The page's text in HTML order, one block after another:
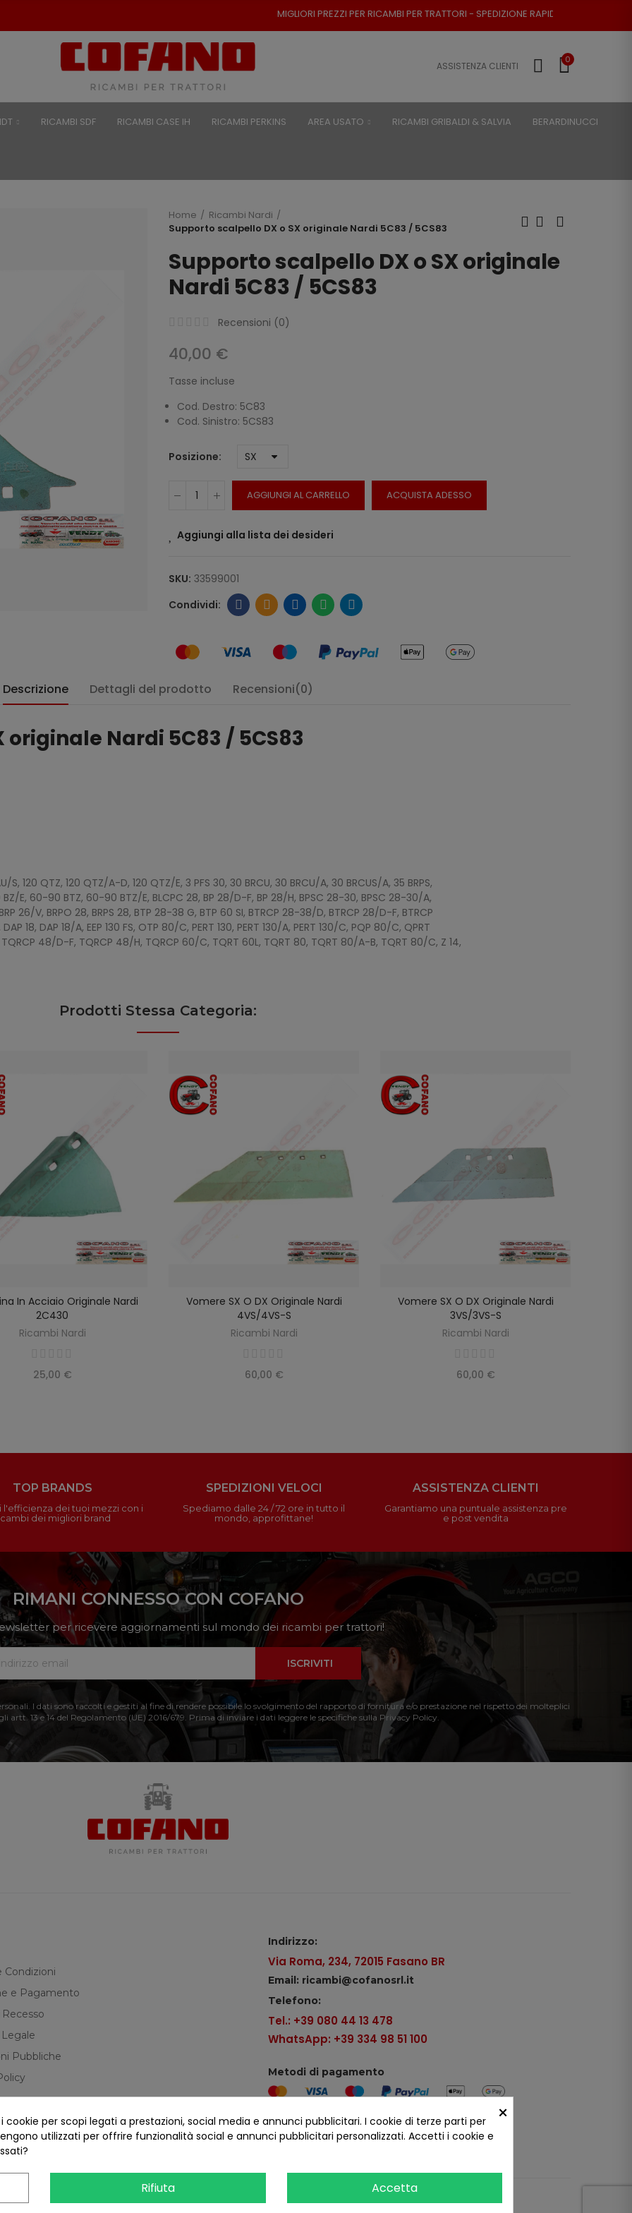
MIGLIORI PREZZI PER RICAMBI PER TRATTORI - SPEDIZIONE RAPIDA - RESO POSSIBILE
ASSISTENZA CLIENTI
0
RICAMBI SDF RICAMBI CASE IH RICAMBI PERKINS AREA USATO RICAMBI GRIBALDI & SALVIA BERARDINUCCI
Home
Ricambi Nardi
Supporto scalpello DX o SX originale Nardi 5C83 / 5CS83
Supporto scalpello DX o SX originale
Nardi 5C83 / 5CS83
Recensioni (0)
40,00 €
Tasse incluse
Cod. Destro: 5C83
Cod. Sinistro: 5CS83
Posizione
AGGIUNGI AL CARRELLO ACQUISTA ADESSO
Aggiungi alla lista dei desideri
SKU: 33599001
Descrizione Dettagli del prodotto Recensioni(0)
Nardi 5C83 / 5CS83
120 QTZ, 120 QTZ/A-D, 120 QTZ/E, 3 PFS 30, 30 BRCU, 30 BRCU/A, 30 BRCUS/A, 35 BRPS,
E, 60-90 BTZ, 60-90 BTZ/E, BLCPC 28, BP 28/D-F, BP 28/H, BPSC 28-30, BPSC 28-30/A,
26/V, BRPO 28, BRPS 28, BTP 28-38 G, BTP 60 SI, BTRCP 28-38/D, BTRCP 28/D-F, BTRCP
18, DAP 18/A, EEP 130 FS, OTP 80/C, PERT 130, PERT 130/A, PERT 130/C, PQP 80/C, QPRT
48/D-F, TQRCP 48/H, TQRCP 60/C, TQRT 60L, TQRT 80, TQRT 80/A-B, TQRT 80/C, Z 14,
Prodotti Stessa Categoria:
AGGIUNGI AL CARRELLO
In Acciaio Originale Nardi
2C430
Ricambi Nardi
25,00 €
SELEZIONA OPZIONI
Vomere SX O DX Originale Nardi
4VS/4VS-S
Ricambi Nardi
60,00 €
SELEZIONA OPZIONI
Vomere SX O DX Originale Nardi
3VS/3VS-S
Ricambi Nardi
60,00 €
TOP BRANDS
l'efficienza dei tuoi mezzi con i
dei migliori brand
SPEDIZIONI VELOCI
Spediamo dalle 24 / 72 ore in tutto il
mondo, approfittane!
ASSISTENZA CLIENTI
Garantiamo una puntuale assistenza pre
e post vendita
RIMANI CONNESSO CON COFANO
per ricevere aggiornamenti sul mondo dei ricambi per trattori!
ISCRIVITI
I dati sono raccolti e gestiti al fine di rendere possibile lo svolgimento del rapporto di fornitura e/o prestazione nel rispetto dei molteplici
artt. 13 e 14 del Regolamento (UE) 2016/679. Prima di inviare i dati leggere le specifiche sulla Privacy Policy.
Condizioni
e Pagamento
Legale
Pubbliche
Indirizzo:
Via Roma, 234, 72015 Fasano BR
Email: ricambi@cofanosrl.it
Telefono:
Tel.: +39 080 44 13 478
WhatsApp: +39 334 98 51 100
Metodi di pagamento
Seguici sui social
COFANO S.R.L. - P.IVA 01254650748 - TUTTI I DIRITTI RISERVATI
×
per scopi legati a prestazioni, social media e annunci pubblicitari. I cookie di terze parti per
utilizzati per offrire funzionalità social e annunci pubblicitari personalizzati. Accetti i cookie e
Rifiuta Accetta